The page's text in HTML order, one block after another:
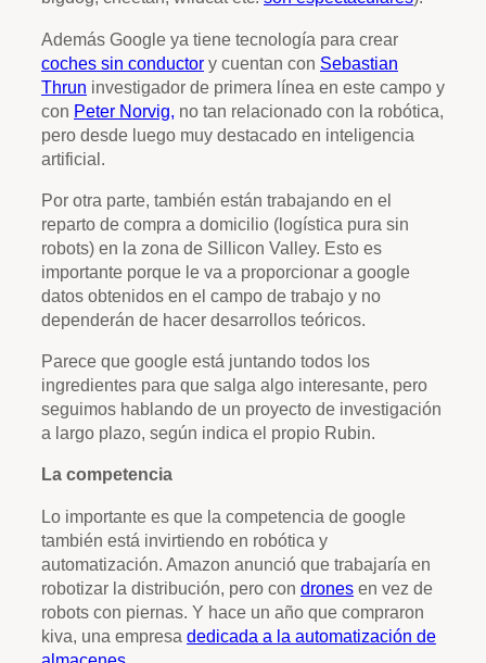
Además Google ya tiene tecnología para crear
coches sin conductor y cuentan con Sebastian
Thrun investigador de primera línea en este campo y
con Peter Norvig, no tan relacionado con la robótica,
pero desde luego muy destacado en inteligencia
artificial.
Por otra parte, también están trabajando en el
reparto de compra a domicilio (logística pura sin
robots) en la zona de Sillicon Valley. Esto es
importante porque le va a proporcionar a google
datos obtenidos en el campo de trabajo y no
dependerán de hacer desarrollos teóricos.
Parece que google está juntando todos los
ingredientes para que salga algo interesante, pero
seguimos hablando de un proyecto de investigación
a largo plazo, según indica el propio Rubin.
La competencia
Lo importante es que la competencia de google
también está invirtiendo en robótica y
automatización. Amazon anunció que trabajaría en
robotizar la distribución, pero con drones en vez de
robots con piernas. Y hace un año que compraron
kiva, una empresa dedicada a la automatización de